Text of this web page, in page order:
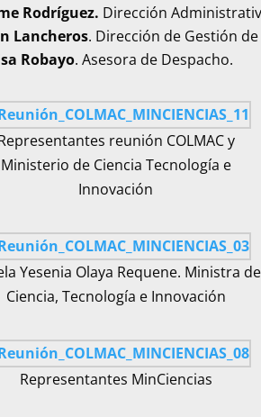
Rodríguez. Dirección
Lancheros. Dirección de Gestión
Robayo. Asesora de Despacho.
reunión COLMAC y
Ministerio de Ciencia Tecnología e
Innovación
Yesenia Olaya Requene. Ministra de
Ciencia, Tecnología e Innovación
Representantes MinCiencias